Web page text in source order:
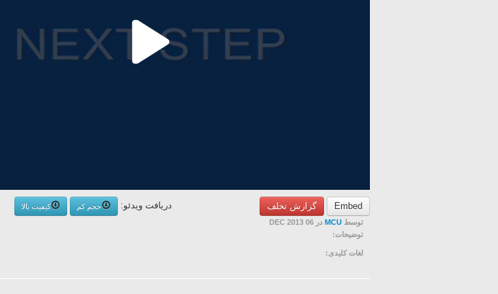
Embed گزارش تخلف دریافت ویدئو: حجم کم
کیفیت بالا
توسط MCU در 06 DEC 2013
توضیحات:
لغات کلیدی: